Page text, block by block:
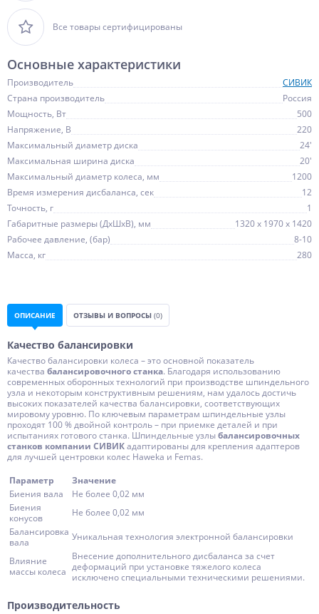
Все товары сертифицированы
Основные характеристики
Производитель
СИВИК
Страна производитель
Россия
Мощность, Вт
500
Напряжение, В
220
Максимальный диаметр диска
24'
Максимальная ширина диска
20'
Максимальный диаметр колеса, мм
1200
Время измерения дисбаланса, сек
12
Точность, г
1
Габаритные размеры (ДхШхВ), мм
1320 х 1970 х 1420
Рабочее давление, (бар)
8-10
Масса, кг
280
ОПИСАНИЕ ОТЗЫВЫ И ВОПРОСЫ (0)
Качество балансировки
Качество балансировки колеса – это основной показатель
качества балансировочного станка. Благодаря использованию
современных оборонных технологий при производстве шпиндельного
узла и некоторым конструктивным решениям, нам удалось достичь
высоких показателей качества балансировки, соответствующих
мировому уровню. По ключевым параметрам шпиндельные узлы
проходят 100 % двойной контроль – при приемке деталей и при
испытаниях готового станка. Шпиндельные узлыбалансировочных
станков компании СИВИКадаптированы для крепления адаптеров
для лучшей центровки колес Haweka и Femas.
Параметр
Значение
Биения вала
Не более 0,02 мм
Биения
конусов
Не более 0,02 мм
Балансировка
вала
Уникальная технология электронной балансировки
Влияние
массы колеса
Внесение дополнительного дисбаланса за счет
деформаций при установке тяжелого колеса
исключено специальными техническими решениями.
Производительность